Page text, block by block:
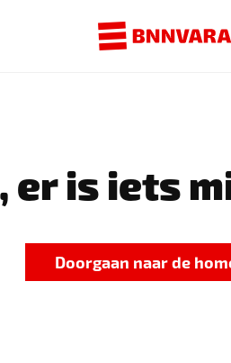
er is iets
Doorgaan naar de